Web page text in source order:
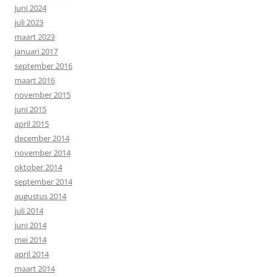
juni 2024
juli 2023
maart 2023
januari 2017
september 2016
maart 2016
november 2015
juni 2015
april 2015
december 2014
november 2014
oktober 2014
september 2014
augustus 2014
juli 2014
juni 2014
mei 2014
april 2014
maart 2014